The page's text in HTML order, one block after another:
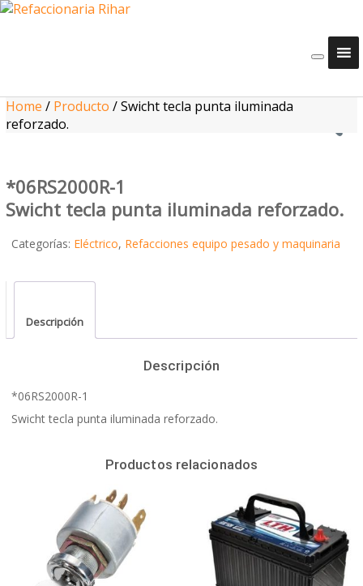
Home / Producto /Swicht tecla punta iluminada
reforzado.
*06RS2000R-1
Swicht tecla punta iluminada reforzado.
Categorías: Eléctrico, Refacciones equipo pesado y maquinaria
Descripción
Descripción
*06RS2000R-1
Swicht tecla punta iluminada reforzado.
Productos relacionados